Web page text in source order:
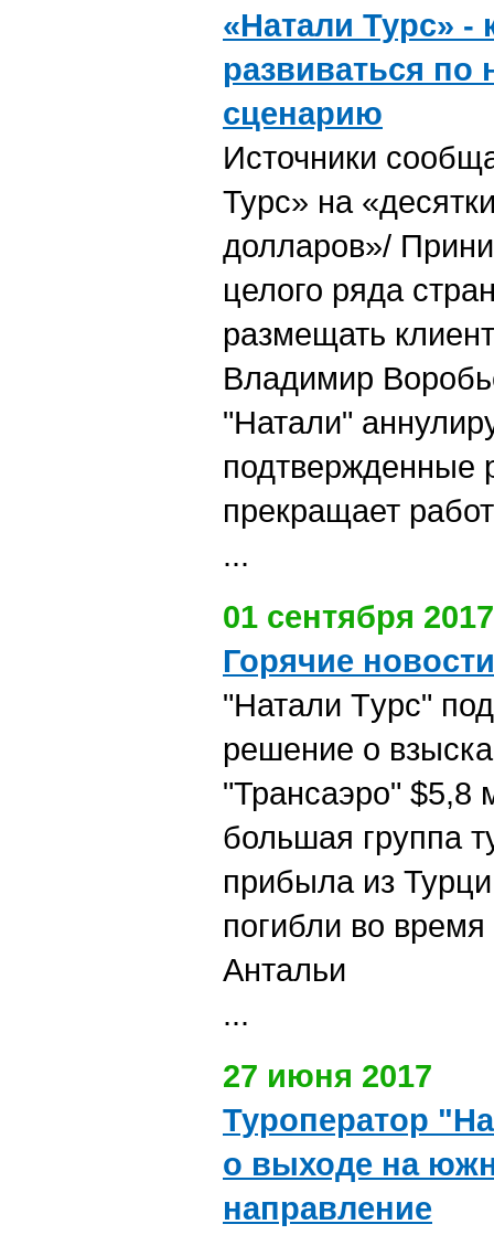
«Натали Турс» -
развиваться по
сценарию
Источники
Турс» на
долларов»/
целого ряда
размещать
Владимир
"Натали"
подтвержденные
прекращает
...
01 сентября 2017
Горячие новости
"Натали Tурс"
решение о
"Трансаэро" $5,8
большая группа
прибыла из
погибли во
Антальи
...
27 июня 2017
Туроператор
о выходе на
направление